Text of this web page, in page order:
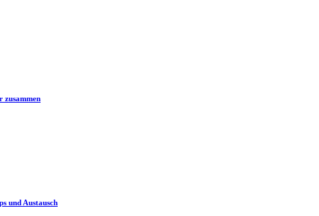
zusammen
und Austausch